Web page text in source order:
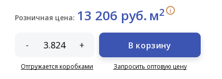
Розничная цена: 13 206 руб. м2 i
- +
Отгружается коробками
В корзину
Запросить оптовую цену